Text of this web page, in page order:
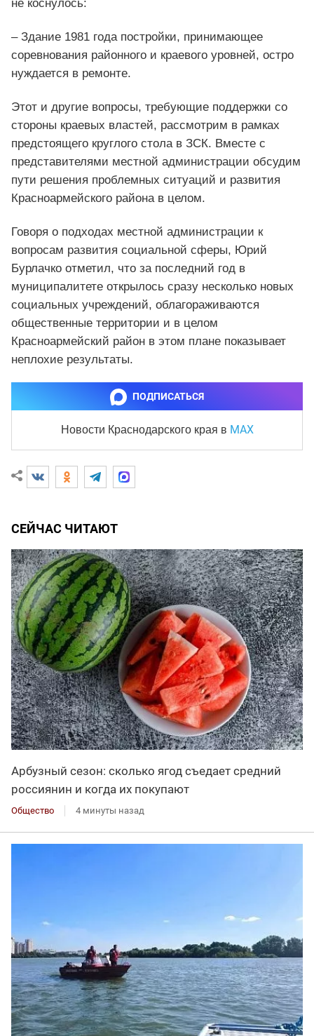
не коснулось:
– Здание 1981 года постройки, принимающее
соревнования районного и краевого уровней, остро
нуждается в ремонте.
Этот и другие вопросы, требующие поддержки со
стороны краевых властей, рассмотрим в рамках
предстоящего круглого стола в ЗСК. Вместе с
представителями местной администрации обсудим
пути решения проблемных ситуаций и развития
Красноармейского района в целом.
Говоря о подходах местной администрации к
вопросам развития социальной сферы, Юрий
Бурлачко отметил, что за последний год в
муниципалитете открылось сразу несколько новых
социальных учреждений, облагораживаются
общественные территории и в целом
Красноармейский район в этом плане показывает
неплохие результаты.
ПОДПИСАТЬСЯ
Новости Краснодарского края в MAX
СЕЙЧАС ЧИТАЮТ
Арбузный сезон: сколько ягод съедает средний
россиянин и когда их покупают
Общество 4 минуты назад